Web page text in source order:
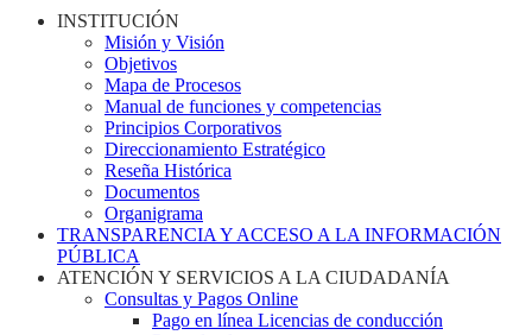
INSTITUCIÓN
Misión y Visión
Objetivos
Mapa de Procesos
Manual de funciones y competencias
Principios Corporativos
Direccionamiento Estratégico
Reseña Histórica
Documentos
Organigrama
TRANSPARENCIA Y ACCESO A LA INFORMACIÓN
PÚBLICA
ATENCIÓN Y SERVICIOS A LA CIUDADANÍA
Consultas y Pagos Online
Pago en línea Licencias de conducción